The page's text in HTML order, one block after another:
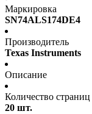
Маркировка
SN74ALS174DE4
Производитель
Texas Instruments
Описание
Количество страниц
20 шт.